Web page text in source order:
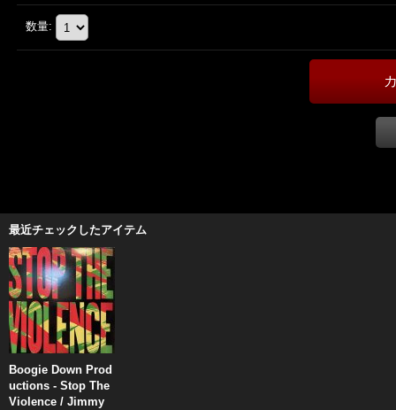
数量:
最近チェックしたアイテム
Boogie Down Prod
uctions - Stop The
Violence / Jimmy